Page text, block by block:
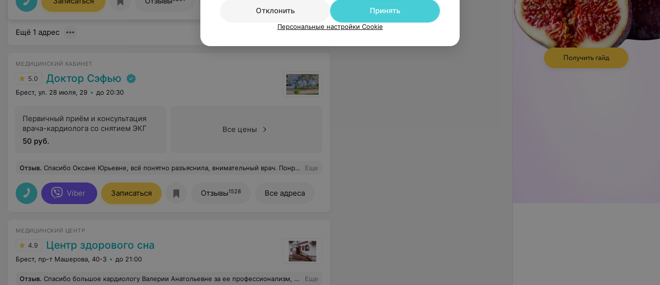
Ещё 1 адрес
МЕДИЦИНСКИЙ КАБИНЕТ
5.0 Доктор Сэфью
Брест, ул. 28 июля, 29 до 20:30
Первичный приём и консультация
врача-кардиолога со снятием ЭКГ
50 руб.
Все цены
Отзыв. Спасибо Оксане Юрьевне, всё понятно разъяснила, внимательный врач. Понравился приём, буду обращаться ещё раз. Еще
Viber Записаться Отзывы1528 Все адреса
МЕДИЦИНСКИЙ ЦЕНТР
4.9 Центр здорового сна
Брест, пр-т Машерова, 40-3 до 21:00
Отзыв. Спасибо большое кардиологу Валерии Анатольевне за ее профессионализм, внимательность, тактичность, умение все объяснить пациенту. Замечательный врач и человек. Своё сердце доверяю только ей! В целом, только положительные отзывы о центре, о медперсонале и о медработниках. Еще
Отклонить
Принять
Персональные настройки Cookie